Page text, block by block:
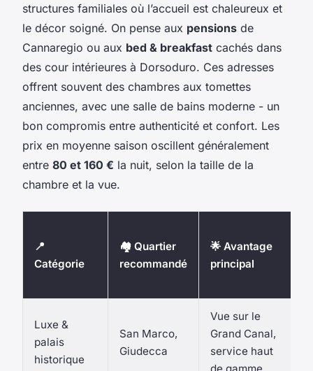
structures familiales où l’accueil est chaleureux et
le décor soigné. On pense aux pensions de
Cannaregio ou aux bed & breakfast cachés dans
des cour intérieures à Dorsoduro. Ces adresses
offrent souvent des chambres aux tomettes
anciennes, avec une salle de bains moderne - un
bon compromis entre authenticité et confort. Les
prix en moyenne saison oscillent généralement
entre 80 et 160 € la nuit, selon la taille de la
chambre et la vue.
📍
Catégorie
🏘️ Quartier
recommandé
🌟 Avantage
principal
Luxe &
palais
historique
San Marco,
Giudecca
Vue sur le
Grand Canal,
service haut